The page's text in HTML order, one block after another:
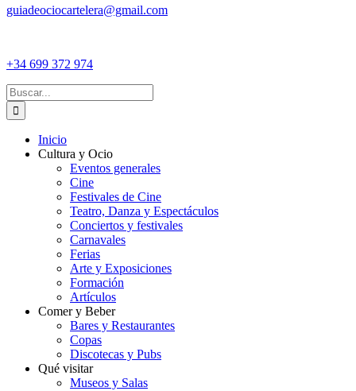
guiadeociocartelera@gmail.com
+34 699 372 974
Buscar:
Inicio
Cultura y Ocio
Eventos generales
Cine
Festivales de Cine
Teatro, Danza y Espectáculos
Conciertos y festivales
Carnavales
Ferias
Arte y Exposiciones
Formación
Artículos
Comer y Beber
Bares y Restaurantes
Copas
Discotecas y Pubs
Qué visitar
Museos y Salas